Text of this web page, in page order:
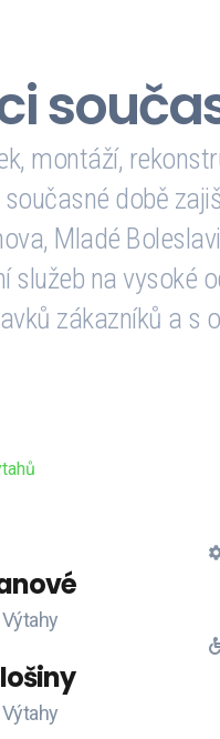
montáží,
době
Mladé
na vysoké
zákazníků a s
Výtahy
Výtahy